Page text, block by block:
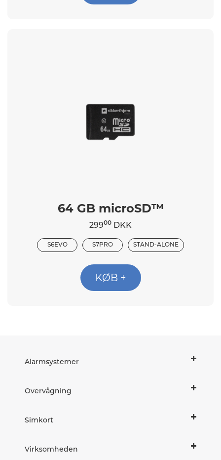
64 GB microSD™
29900 DKK
S6EVO S7PRO STAND-ALONE
KØB +
Alarmsystemer
Overvågning
Simkort
Virksomheden